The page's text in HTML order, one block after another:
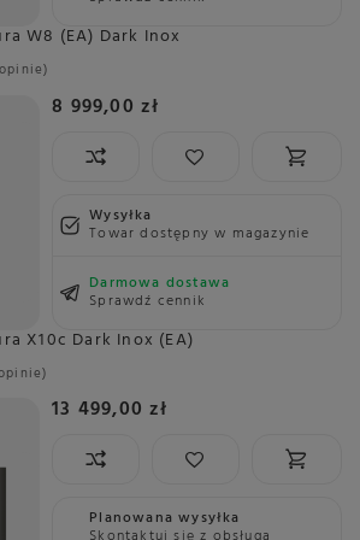
W8 (EA) Dark Inox
8 999,00 zł
Wysyłka
Towar dostępny w magazynie
Darmowa dostawa
Sprawdź cennik
X10c Dark Inox (EA)
13 499,00 zł
Planowana wysyłka